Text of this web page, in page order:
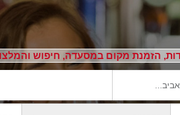
הזמנת מקום במסעדה, חיפוש